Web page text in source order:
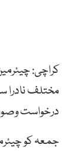
کراچی:
مختلف نادرا
درخواست وصول
جمعہ کو